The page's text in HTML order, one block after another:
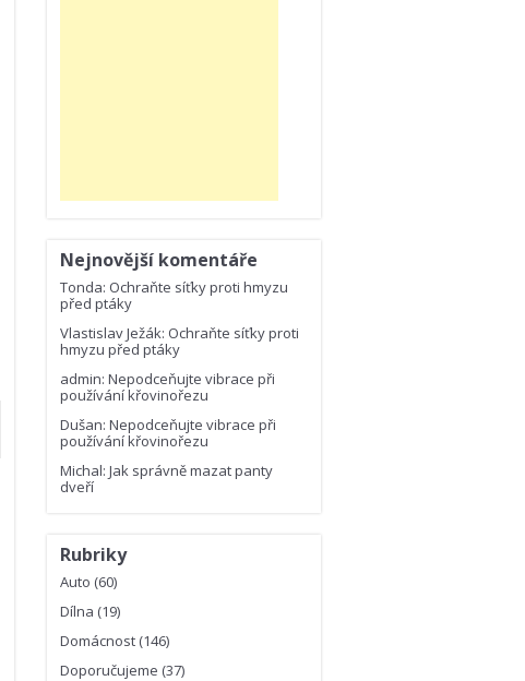
Nejnovější komentáře
Tonda: Ochraňte síťky proti hmyzu
před ptáky
Vlastislav Ježák: Ochraňte síťky proti
hmyzu před ptáky
admin: Nepodceňujte vibrace při
používání křovinořezu
Dušan: Nepodceňujte vibrace při
používání křovinořezu
Michal: Jak správně mazat panty
dveří
Rubriky
Auto (60)
Dílna (19)
Domácnost(146)
Doporučujeme (37)